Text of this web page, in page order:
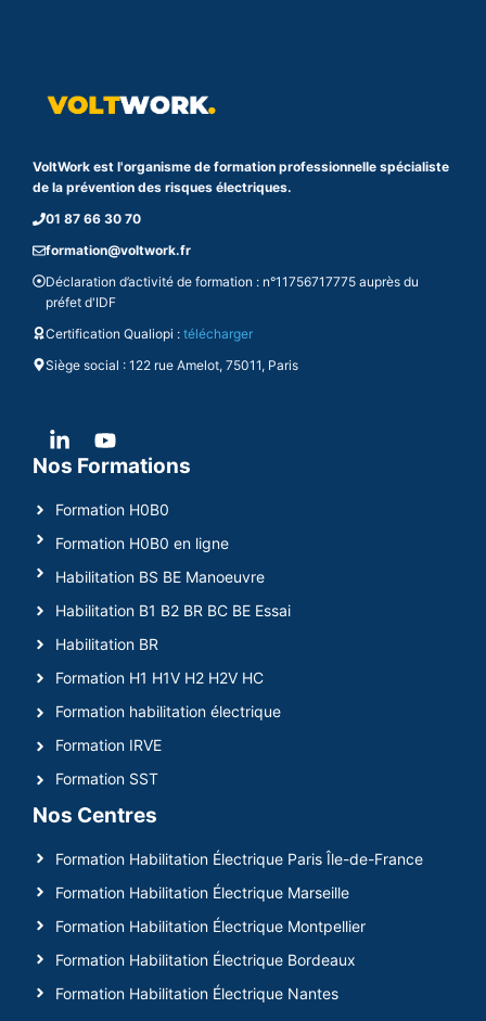
VoltWork est l'organisme de formation professionnelle spécialiste
de la prévention des risques électriques.
01 87 66 30 70
formation@voltwork.fr
Déclaration d’activité de formation : n°11756717775 auprès du
préfet d'IDF
Certification Qualiopi : télécharger
Siège social : 122 rue Amelot, 75011, Paris
Nos Formations
Formation H0B0
Formation H0B0 en ligne
Habilitation BS BE Manoeuvre
Habilitation B1 B2 BR BC BE Essai
Habilitation BR
Formation H1 H1V H2 H2V HC
Formation habilitation électrique
Formation IRVE
Formation SST
Nos Centres
Formation Habilitation Électrique Paris Île-de-France
Formation Habilitation Électrique Marseille
Formation Habilitation Électrique Montpellier
Formation Habilitation Électrique Bordeaux
Formation Habilitation Électrique Nantes